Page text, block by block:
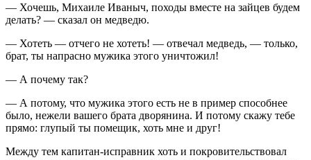
— Хочешь, Михаиле Иваныч, походы вместе на зайцев будем
делать? — сказал он медведю.
— Хотеть — отчего не хотеть! — отвечал медведь, — только,
брат, ты напрасно мужика этого уничтожил!
— А почему так?
— А потому, что мужика этого есть не в пример способнее
было, нежели вашего брата дворянина. И потому скажу тебе
прямо: глупый ты помещик, хоть мне и друг!
Между тем капитан-исправник хоть и покровительствовал